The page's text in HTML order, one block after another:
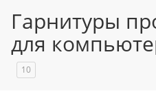
Гарнитуры
для
10